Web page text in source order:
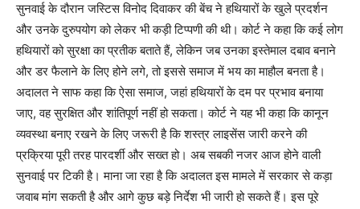
सुनवाई के दौरान जस्टिस विनोद दिवाकर की बेंच ने हथियारों के खुले प्रदर्शन
और उनके दुरुपयोग को लेकर भी कड़ी टिप्पणी की थी। कोर्ट ने कहा कि कई लोग
हथियारों को सुरक्षा का प्रतीक बताते हैं, लेकिन जब उनका इस्तेमाल दबाव बनाने
और डर फैलाने के लिए होने लगे, तो इससे समाज में भय का माहौल बनता है।
अदालत ने साफ कहा कि ऐसा समाज, जहां हथियारों के दम पर प्रभाव बनाया
जाए, वह सुरक्षित और शांतिपूर्ण नहीं हो सकता। कोर्ट ने यह भी कहा कि कानून
व्यवस्था बनाए रखने के लिए जरूरी है कि शस्त्र लाइसेंस जारी करने की
प्रक्रिया पूरी तरह पारदर्शी और सख्त हो। अब सबकी नजर आज होने वाली
सुनवाई पर टिकी है। माना जा रहा है कि अदालत इस मामले में सरकार से कड़ा
जवाब मांग सकती है और आगे कुछ बड़े निर्देश भी जारी हो सकते हैं। इस पूरे